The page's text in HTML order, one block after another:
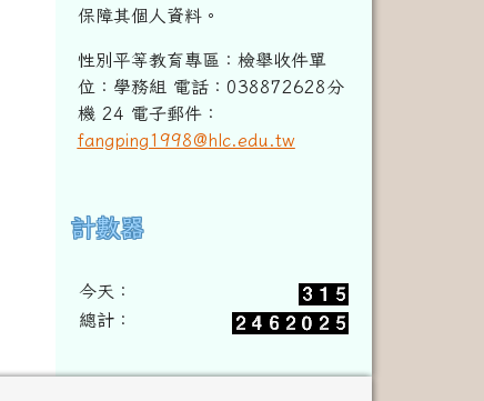
保障其個人資料。
性別平等教育專區：檢舉收件單
位：學務組 電話：038872628分
機 24 電子郵件：
fangping1998@hlc.edu.tw
右邊區域內容
計數器
今天：
總計：